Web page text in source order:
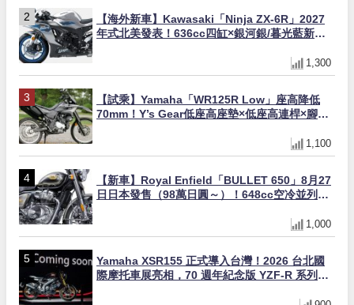
【海外新車】Kawasaki「Ninja ZX-6R」2027
年式北美發表！636cc四缸×銀河銀/暮光藍新色
1,300
【試乘】Yamaha「WR125R Low」座高降低
70mm！Y’s Gear低座高座墊×低座高連桿×腳踏
1,100
【新車】Royal Enfield「BULLET 650」8月27
日日本發售（98萬日圓～）！648cc空冷並列雙
1,000
Yamaha XSR155 正式導入台灣！2026 台北國
際摩托車展亮相，70 週年紀念版 YZF-R 系列限